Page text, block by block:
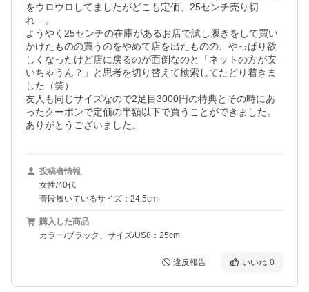
をウロウロしてましたがどこも定価、25センチ売り切
れ…。
ようやく25センチの在庫があるお店で試し履きをして買い
かけたものの買うのをやめて店を出たものの、やっぱり欲
しくなったけど店に戻るのが面倒なのと「ネットの方が安
いちゃうん？」と思考を切り替えて検索してたどり着きま
した（笑）
友人も同じサイズなので2足目3000円の特典とその時にあ
ったクーポンで定価の半額以下で買うことができました。
ありがとうございました。
投稿者情報
女性/40代
普段履いているサイズ：24.5cm
購入した商品
カラー/ブラック、サイズ/US8：25cm
違反報告 いいね 0